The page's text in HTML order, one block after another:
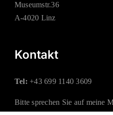
Museumstr.36
A-4020 Linz
Kontakt
Tel: +43 699 1140 3609
Bitte sprechen Sie auf meine